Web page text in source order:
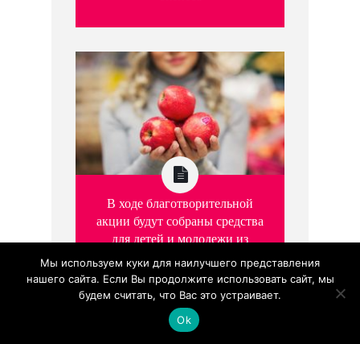
В ходе благотворительной
акции будут собраны средства
для детей и молодежи из
Мы используем куки для наилучшего представления
нашего сайта. Если Вы продолжите использовать сайт, мы
будем считать, что Вас это устраивает.
Ok